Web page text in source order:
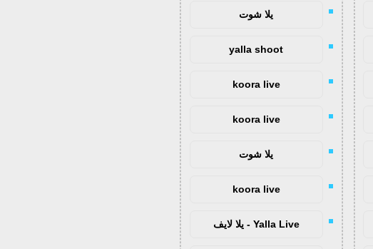
يلا شوت
yalla shoot
koora live
koora live
يلا شوت
koora live
Yalla Live - يلا لايف